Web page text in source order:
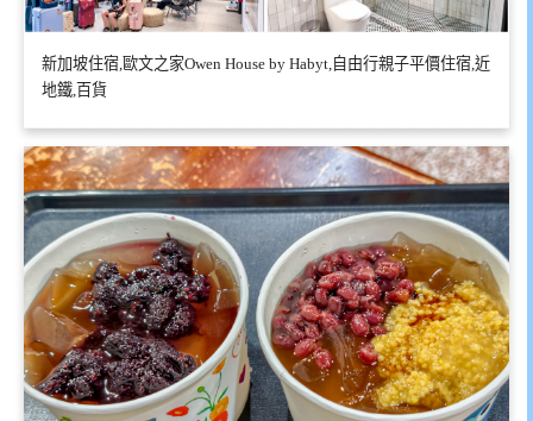
新加坡住宿,歐文之家Owen House by Habyt,自由行親子平價住宿,近
地鐵,百貨